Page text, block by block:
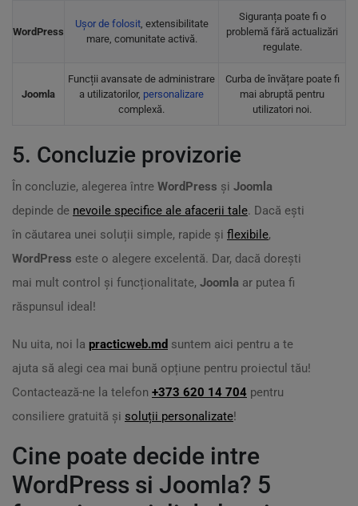
WordPress
Ușor de folosit, extensibilitate
mare, comunitate activă.
Siguranța poate fi o
problemă fără actualizări
regulate.
Joomla
Funcții avansate de administrare
a utilizatorilor, personalizare
complexă.
Curba de învățare poate fi
mai abruptă pentru
utilizatori noi.
5. Concluzie provizorie
În concluzie, alegerea între WordPress și Joomla
depinde de nevoile specifice ale afacerii tale. Dacă ești
în căutarea unei soluții simple, rapide și flexibile,
WordPress este o alegere excelentă. Dar, dacă dorești
mai mult control și funcționalitate, Joomla ar putea fi
răspunsul ideal!
Nu uita, noi la practicweb.md suntem aici pentru a te
ajuta să alegi cea mai bună opțiune pentru proiectul tău!
Contactează-ne la telefon +373 620 14 704 pentru
consiliere gratuită și soluții personalizate!
Cine poate decide intre
WordPress si Joomla? 5